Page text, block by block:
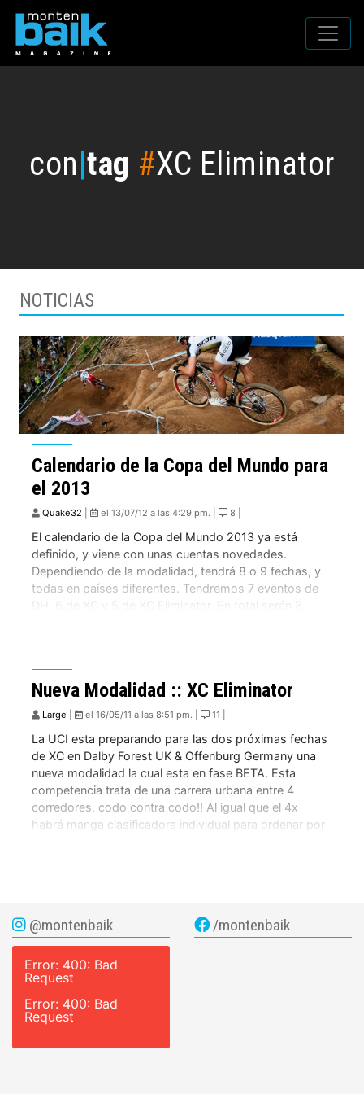
con|tag #XC Eliminator
NOTICIAS
Calendario de la Copa del Mundo para
el 2013
Quake32 el 13/07/12 a las 4:29 pm. | 8 |
El calendario de la Copa del Mundo 2013 ya está
definido, y viene con unas cuentas novedades.
Dependiendo de la modalidad, tendrá 8 o 9 fechas, y
todas en países diferentes. Tendremos 7 eventos de
DH, 6 de XC y 5 de XC Eliminator. En total serán 8
Nueva Modalidad :: XC Eliminator
Large el 16/05/11 a las 8:51 pm. | 11 |
La UCI esta preparando para las dos próximas fechas
de XC en Dalby Forest UK & Offenburg Germany una
nueva modalidad la cual esta en fase BETA. Esta
competencia trata de una carrera urbana entre 4
corredores, codo contra codo!! Al igual que el 4x
habrá manga clasificadora individual para ordenar por
@montenbaik
Error: 400: Bad
Request
Error: 400: Bad
Request
/montenbaik